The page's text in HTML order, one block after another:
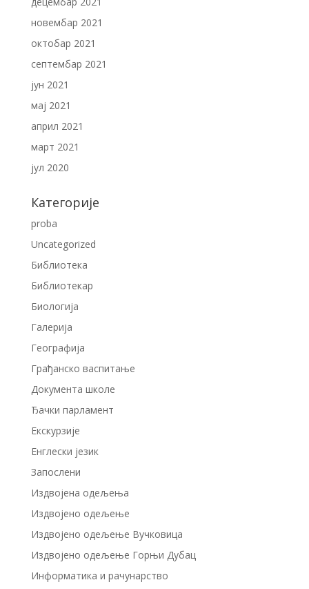
новембар 2021
октобар 2021
септембар 2021
јун 2021
мај 2021
април 2021
март 2021
јул 2020
Категорије
proba
Uncategorized
Библиотека
Библиотекар
Биологија
Галерија
Географија
Грађанско васпитање
Документа школе
Ђачки парламент
Екскурзије
Енглески језик
Запослени
Издвојенa одељењa
Издвојено одељење
Издвојено одељење Вучковица
Издвојено одељење Горњи Дубац
Информатика и рачунарство